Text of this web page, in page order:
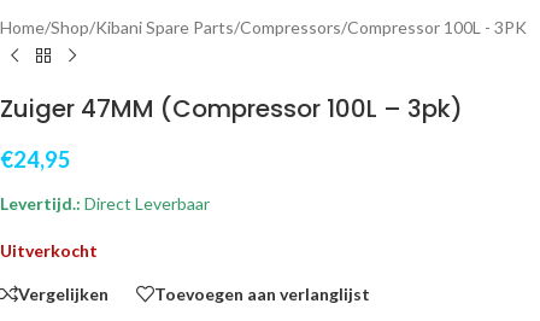
Home/Shop/Kibani Spare Parts/Compressors/Compressor 100L - 3PK
Zuiger 47MM (Compressor 100L – 3pk)
€24,95
Levertijd.: Direct Leverbaar
Uitverkocht
Vergelijken Toevoegen aan verlanglijst